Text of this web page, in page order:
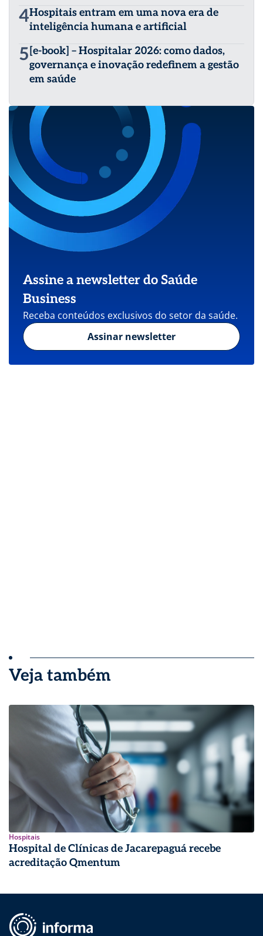
4Hospitais entram em uma nova era de
inteligência humana e artificial
5 [e-book] – Hospitalar 2026: como dados,
governança e inovação redefinem a gestão
em saúde
Assine a newsletter do Saúde
Business
Receba conteúdos exclusivos do setor da saúde.
Assinar newsletter
Veja também
Hospitais
Hospital de Clínicas de Jacarepaguá recebe
acreditação Qmentum